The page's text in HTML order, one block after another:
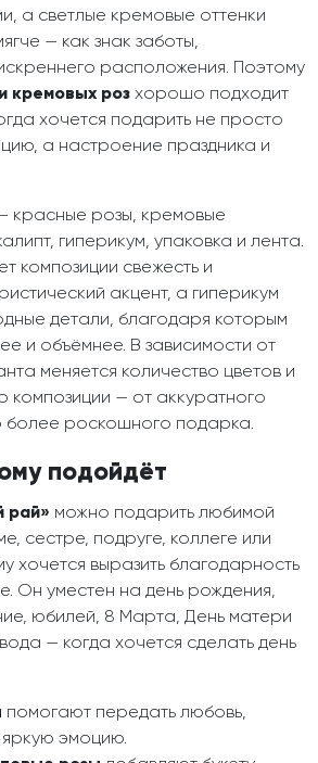
а светлые кремовые оттенки
— как знак заботы,
расположения. Поэтому
кремовых роз хорошо подходит
хочется подарить не просто
а настроение праздника и
красные розы, кремовые
гиперикум, упаковка и лента.
композиции свежесть и
акцент, а гиперикум
детали, благодаря которым
и объёмнее. В зависимости от
меняется количество цветов и
композиции — от аккуратного
более роскошного подарка.
подойдёт
рай» можно подарить любимой
сестре, подруге, коллеге или
хочется выразить благодарность
Он уместен на день рождения,
юбилей, 8 Марта, День матери
— когда хочется сделать день
помогают передать любовь,
эмоцию.